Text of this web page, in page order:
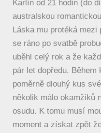
Karlín od 21 hodin (do
australskou
Láska mu protéká
se ráno po svatbě
uběhl celý rok a že
pár let dopředu.
poměrně dlouhý kus
několik málo okamžiků
osudu. K tomu musí
moment a získat zpět